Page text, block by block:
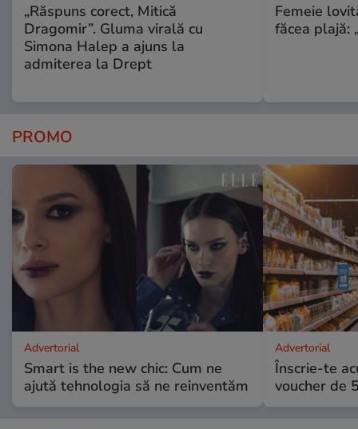
„Răspuns corect, Mitică
Dragomir”. Gluma virală cu
Simona Halep a ajuns la
admiterea la Drept
Femeie
făcea plajă:
PROMO
Advertorial
Smart is the new chic: Cum ne
ajută tehnologia să ne reinventăm
Advertorial
Înscrie-te
voucher de